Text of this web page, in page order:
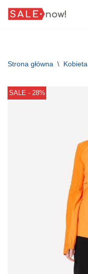
Strona główna \ Kobieta
SALE - 28%